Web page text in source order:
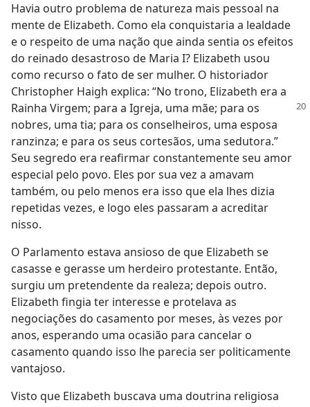
Havia outro problema de natureza mais pessoal na
mente de Elizabeth. Como ela conquistaria a lealdade
e o respeito de uma nação que ainda sentia os efeitos
do reinado desastroso de Maria I? Elizabeth usou
como recurso o fato de ser mulher. O historiador
Christopher Haigh explica: “No trono, Elizabeth era a
Rainha Virgem; para a Igreja, uma mãe; para os
nobres, uma tia; para os conselheiros, uma esposa
ranzinza; e para os seus cortesãos, uma sedutora.”
Seu segredo era reafirmar constantemente seu amor
especial pelo povo. Eles por sua vez a amavam
também, ou pelo menos era isso que ela lhes dizia
repetidas vezes, e logo eles passaram a acreditar
nisso.
O Parlamento estava ansioso de que Elizabeth se
casasse e gerasse um herdeiro protestante. Então,
surgiu um pretendente da realeza; depois outro.
Elizabeth fingia ter interesse e protelava as
negociações do casamento por meses, às vezes por
anos, esperando uma ocasião para cancelar o
casamento quando isso lhe parecia ser politicamente
vantajoso.
Visto que Elizabeth buscava uma doutrina religiosa